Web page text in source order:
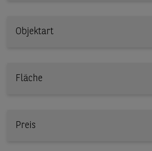
Objektart
Fläche
Preis